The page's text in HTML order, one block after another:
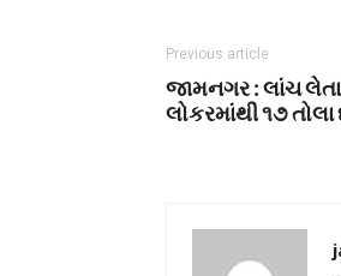
Previous article
જામનગર : લાંચ
લોકરમાંથી ૧૭ તોલા